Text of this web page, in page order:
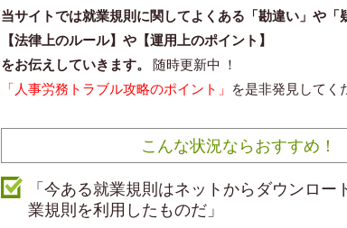
当サイトでは就業規則に関してよくある「勘違い」や「
【法律上のルール】や【運用上のポイント】
をお伝えしていきます。
随時更新中 ！
「人事労務トラブル攻略のポイント」
を是非発見してく
こんな状況ならおすすめ！
「今ある就業規則はネットからダウンロー
業規則を利用したものだ」